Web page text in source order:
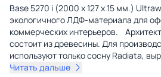
Base 5270 i (2000 x 127 x 15 мм.)
экологичного ЛДФ-материала для
коммерческих интерьеров.
состоит из древесины. Для
используют только сосну Radiatа,
Читать дальше